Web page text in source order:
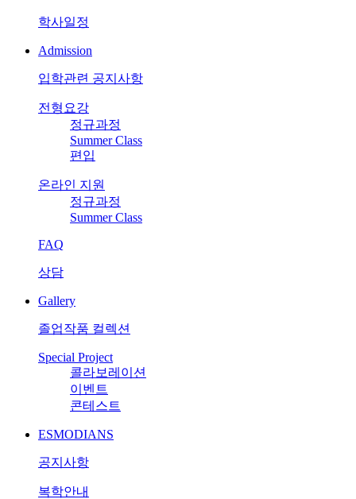
학사일정
Admission
입학관련 공지사항
전형요강
정규과정
Summer Class
편입
온라인 지원
정규과정
Summer Class
FAQ
상담
Gallery
졸업작품 컬렉션
Special Project
콜라보레이션
이벤트
콘테스트
ESMODIANS
공지사항
복학안내